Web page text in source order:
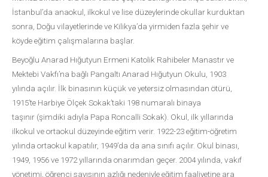
İstanbul’da anaokul, ilkokul ve lise düzeylerinde okullar kurduktan
sonra, Doğu vilayetlerinde ve Kilikya’da yirmiden fazla şehir ve
köyde eğitim çalışmalarına başlar.
Beyoğlu Anarad Hığutyun Ermeni Katolik Rahibeler Manastır ve
Mektebi Vakfı’na bağlı Pangaltı Anarad Hığutyun Okulu, 1903
yılında açılır. İlk binasının küçük ve yetersiz olmasından ötürü,
1915’te Harbiye Ölçek Sokak’taki 198 numaralı binaya
taşınır (şimdiki adıyla Papa Roncalli Sokak). Okul, ilk yıllarında
ilkokul ve ortaokul düzeyinde eğitim verir. 1922-23 eğitim-öğretim
yılında ortaokul kapatılır, 1949’da da ana sınıfı açılır. Okul binası,
1949, 1956 ve 1972 yıllarında onarımdan geçer. 2004 yılında, vakıf
yönetimi, öğrenci sayısının azlığı nedeniyle eğitim faaliyetine ara